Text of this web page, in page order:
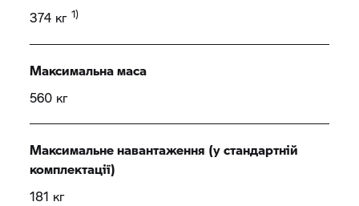
374 кг 1)
Максимальна маса
560 кг
Максимальне навантаження (у стандартній
комплектації)
181 кг